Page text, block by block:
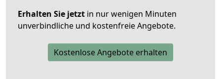
Erhalten Sie jetzt in nur wenigen Minuten
unverbindliche und kostenfreie Angebote.
Kostenlose Angebote erhalten